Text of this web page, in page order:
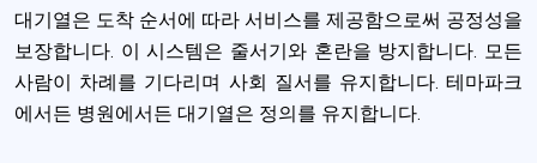
대기열은 도착 순서에 따라 서비스를 제공함으로써 공정성을
보장합니다. 이 시스템은 줄서기와 혼란을 방지합니다. 모든
사람이 차례를 기다리며 사회 질서를 유지합니다. 테마파크
에서든 병원에서든 대기열은 정의를 유지합니다.